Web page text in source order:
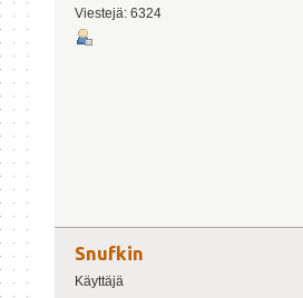
Viestejä: 6324
Snufkin
Käyttäjä